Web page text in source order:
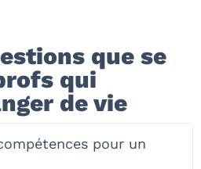
que se
qui
de vie
pour un